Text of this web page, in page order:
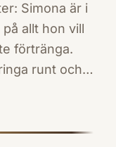
Simona är i
allt hon vill
förtränga.
runt och
andra
bara drar